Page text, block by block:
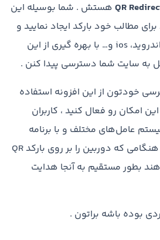
QR هستش . شما بوسیله این
مطالب خود بارکد ایجاد نمایید و
کاربران با سیستم عامل اندروید، ios و… با بهره گیری از این
به سایت شما دسترسی پیدا کنن .
خودتون از این افزونه استفاده
امکان رو فعال کنید ، کاربران
عامل‌های مختلف و با برنامه
بارکد خوان قادر هستند هنگامی که دوربین را بر روی بارکد QR
بطور مستقیم به آنجا هدایت
بوده باشه براتون .